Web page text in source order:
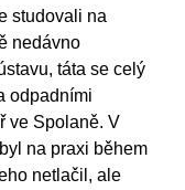
studovali na
nedávno
táta se celý
odpadními
ve Spolaně. V
na praxi během
netlačil, ale